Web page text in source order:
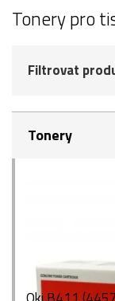
Tonery pro
Filtrovat
Tonery